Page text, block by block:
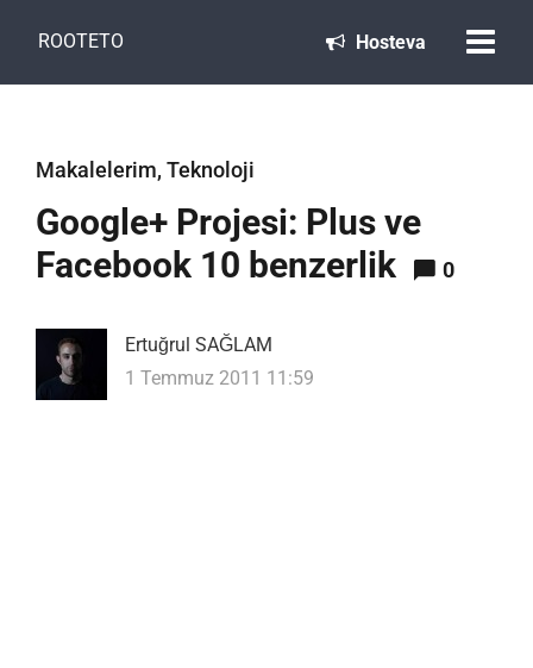
ROOTETO Hosteva
Makalelerim, Teknoloji
Google+ Projesi: Plus ve
Facebook 10 benzerlik
0
Ertuğrul SAĞLAM
1 Temmuz 2011 11:59